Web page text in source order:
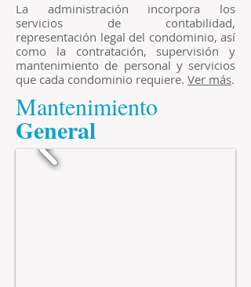
La administración incorpora los
servicios de contabilidad,
representación legal del condominio, así
como la contratación, supervisión y
mantenimiento de personal y servicios
que cada condominio requiere. Ver más.
Mantenimiento
​General